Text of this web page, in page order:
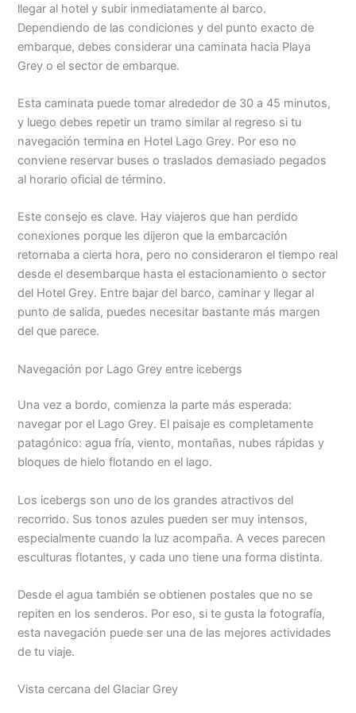
llegar al hotel y subir inmediatamente al barco.
Dependiendo de las condiciones y del punto exacto de
embarque, debes considerar una caminata hacia Playa
Grey o el sector de embarque.
Esta caminata puede tomar alrededor de 30 a 45 minutos,
y luego debes repetir un tramo similar al regreso si tu
navegación termina en Hotel Lago Grey. Por eso no
conviene reservar buses o traslados demasiado pegados
al horario oficial de término.
Este consejo es clave. Hay viajeros que han perdido
conexiones porque les dijeron que la embarcación
retornaba a cierta hora, pero no consideraron el tiempo real
desde el desembarque hasta el estacionamiento o sector
del Hotel Grey. Entre bajar del barco, caminar y llegar al
punto de salida, puedes necesitar bastante más margen
del que parece.
Navegación por Lago Grey entre icebergs
Una vez a bordo, comienza la parte más esperada:
navegar por el Lago Grey. El paisaje es completamente
patagónico: agua fría, viento, montañas, nubes rápidas y
bloques de hielo flotando en el lago.
Los icebergs son uno de los grandes atractivos del
recorrido. Sus tonos azules pueden ser muy intensos,
especialmente cuando la luz acompaña. A veces parecen
esculturas flotantes, y cada uno tiene una forma distinta.
Desde el agua también se obtienen postales que no se
repiten en los senderos. Por eso, si te gusta la fotografía,
esta navegación puede ser una de las mejores actividades
de tu viaje.
Vista cercana del Glaciar Grey